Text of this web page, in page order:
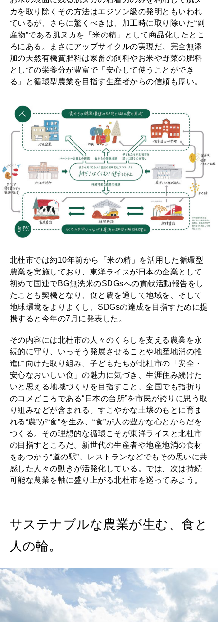
カを取り除くその方法はエジソン級の発明ともいわれ
ているが、さらに驚くべきは、加工時に取り除いた“副
産物”である肌ヌカを「米の精」として商品化したとこ
ろにある。まさにアップサイクルの実現だ。完全無添
加の天然有機質肥料は家畜の飼料やお米や野菜の肥料
としての栄養分が豊富で「安心して使うことができ
る」と循環型農業を目指す生産者からの信頼も厚い。
北杜市では約10年前から「米の精」を活用した循環型
農業を実施しており、東洋ライスが日本の企業として
初めて国連でBG無洗米のSDGsへの貢献活動報告をし
たことも契機となり、食と農を通して地域を、そして
地球環境をよりよくし、SDGsの達成を目指すために提
携すると今年の7月に発表した。
その内容には北杜市の人々のくらしを支える農業を永
続的に守り、いっそう発展させることや地産地消の推
進に向けた取り組み、子どもたちが北杜市の「安全・
安心なおいしい食」の魅力に気づき、生涯住み続けた
いと思える地域づくりを目指すこと、全国でも指折り
のコメどころである“日本の台所”を市民が誇りに思う取
り組みなどが含まれる。すこやかな土壌のもとに育ま
れる“農”が“食”を生み、“食”が人の豊かな心とからだを
つくる。その理想的な循環こそが東洋ライスと北杜市
の目指すところだ。新世代の生産者や地産地消の食材
をあつかう“道の駅”、レストランなどでもその思いに共
感した人々の動きが活発化している。では、次は持続
可能な農業を軸に盛り上がる北杜市を巡ってみよう。
サステナブルな農業が生む、食と
人の輪。